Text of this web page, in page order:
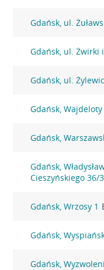
Gdańsk, ul.
Gdańsk, ul. Żwirki
Gdańsk, ul.
Gdańsk,
Gdańsk,
Gdańsk,
Cieszyńskiego 36/
Gdańsk, Wrzosy 1
Gdańsk,
Gdańsk,